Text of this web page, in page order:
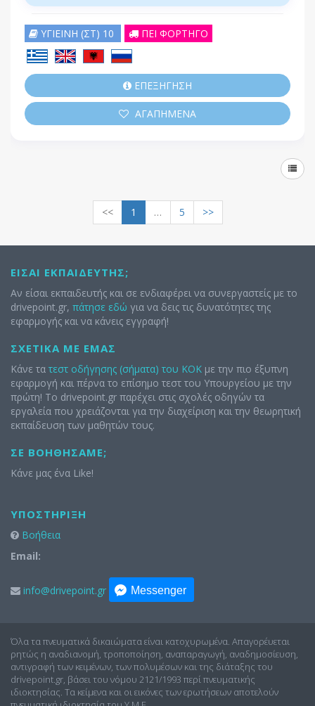
ΥΓΙΕΙΝΗ (ΣΤ) 10 ΠΕΙ ΦΟΡΤΗΓΟ
ΕΠΕΞΗΓΗΣΗ
ΑΓΑΠΗΜΕΝΑ
<< 1 … 5 >>
ΕΊΣΑΙ ΕΚΠΑΙΔΕΥΤΉΣ;
Αν είσαι εκπαιδευτής και σε ενδιαφέρει να συνεργαστείς με το
drivepoint.gr, πάτησε εδώ για να δεις τις δυνατότητες της
εφαρμογής και να κάνεις εγγραφή!
ΣΧΕΤΙΚΆ ΜΕ ΕΜΆΣ
Κάνε τα τεστ οδήγησης (σήματα) του ΚΟΚ με την πιο έξυπνη
εφαρμογή και πέρνα το επίσημο τεστ του Υπουργείου με την
πρώτη! Το drivepoint.gr παρέχει στις σχολές οδηγών τα
εργαλεία που χρειάζονται για την διαχείριση και την θεωρητική
εκπαίδευση των μαθητών τους.
ΣΕ ΒΟΗΘΉΣΑΜΕ;
Κάνε μας ένα Like!
ΥΠΟΣΤΉΡΙΞΗ
Βοήθεια
Email:
info@drivepoint.gr Messenger
Όλα τα πνευματικά δικαιώματα είναι κατοχυρωμένα. Απαγορέυεται
ρητώς η αναδιανομή, τροποποίηση, αναπαραγωγή, αναδημοσίευση,
αντιγραφή των κειμένων, των πολυμέσων και της διάταξης του
drivepoint.gr, βάσει του νόμου 2121/1993 περί πνευματικής
ιδιοκτησίας. Τα κείμενα και οι εικόνες των ερωτήσεων αποτελούν